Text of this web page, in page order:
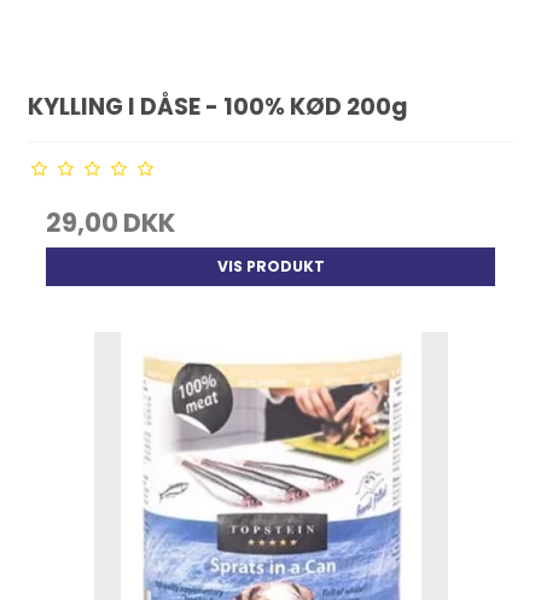
KYLLING I DÅSE - 100% KØD 200g
29,00 DKK
VIS PRODUKT